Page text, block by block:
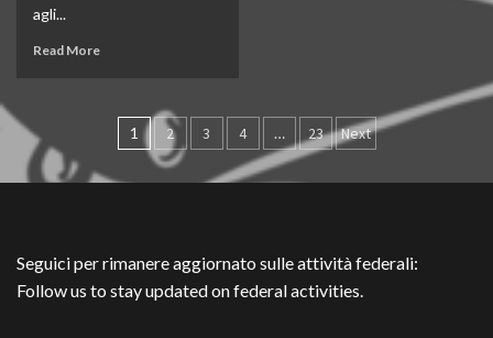
agli...
Read More
Paginazione
degli
1 2 3 4 … 23 Next
Seguici per rimanere aggiornato sulle attività federali:
Follow us to stay updated on federal activities.